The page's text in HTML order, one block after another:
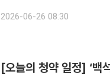
래되며 16억5400만원(184%)
2026-06-26 08:30
[오늘의 청약 일정] ‘백